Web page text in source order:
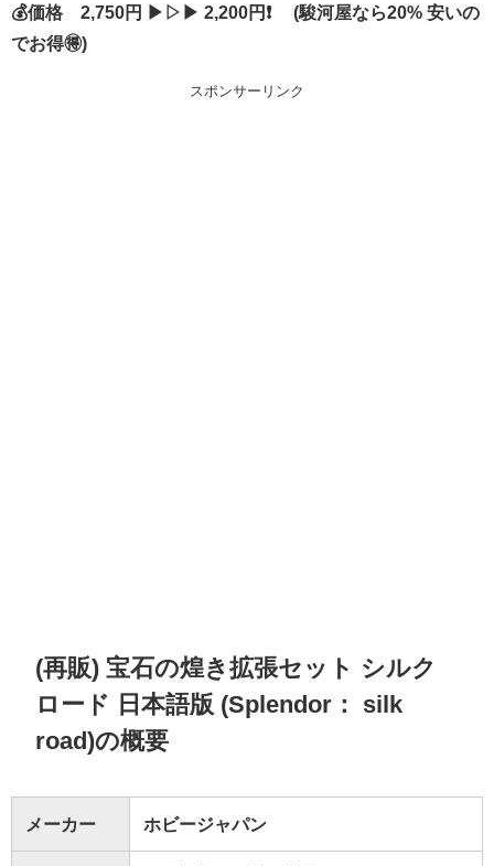
💰価格 2,750円 ▶▷▶ 2,200円❗ (駿河屋なら20% 安いの
でお得🉐)
スポンサーリンク
(再販) 宝石の煌き拡張セット シルク
ロード 日本語版 (Splendor： silk
road)の概要
メーカー ホビージャパン